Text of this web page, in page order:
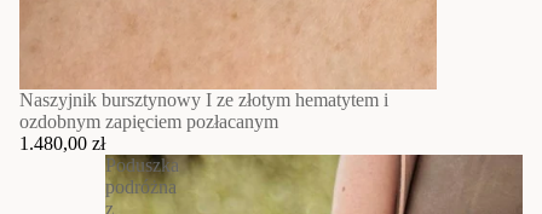
Naszyjnik bursztynowy I ze złotym hematytem i
ozdobnym zapięciem pozłacanym
1.480,00 zł
Poduszka
podróżna
z